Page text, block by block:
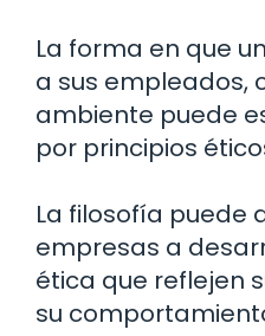
La forma en que
a sus empleados,
ambiente puede
por principios
La filosofía puede
empresas a
ética que reflejen
su